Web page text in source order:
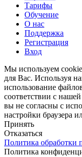
Тарифы
Обучение
О нас
Поддержка
Регистрация
Вход
Мы используем
для Вас. Используя
использование
соответствии с
вы не согласны с
настройки браузера
Принять
Отказаться
Политика обработки
Политика